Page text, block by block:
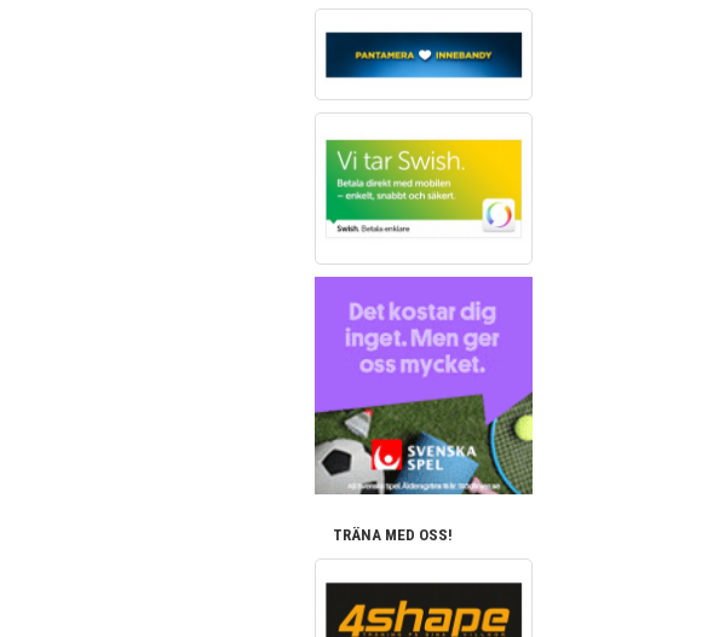
TRÄNA MED OSS!